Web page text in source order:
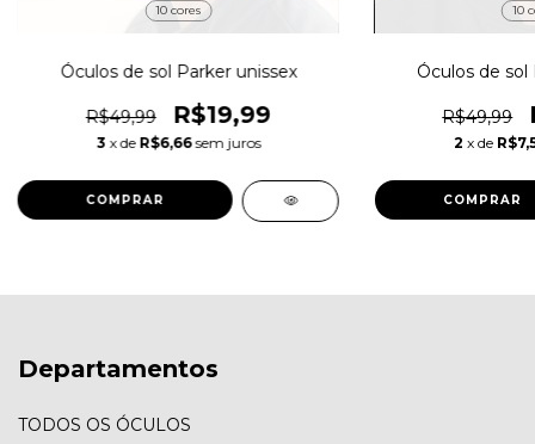
10 cores
Óculos de sol Parker unissex
R$49,99 R$19,99
3 x de R$6,66 sem juros
COMPRAR
10
Óculos de sol
R$49,99
2 x de
COMPRAR
Departamentos
TODOS OS ÓCULOS